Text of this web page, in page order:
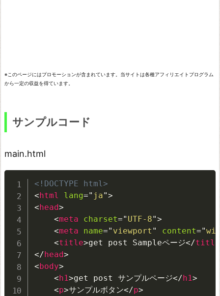
※このページにはプロモーションが含まれています。当サイトは各種アフィリエイトプログラム
から一定の収益を得ています。
サンプルコード
main.html
<!DOCTYPE html>
<html lang=" ja">
<head>
<meta charset=" UTF-8">
<meta name=" viewport " content="
<title>get post Sampleページ</title
</head>
<body>
<h1>get post サンプルページ</h1>
<p>サンプルボタン</p>